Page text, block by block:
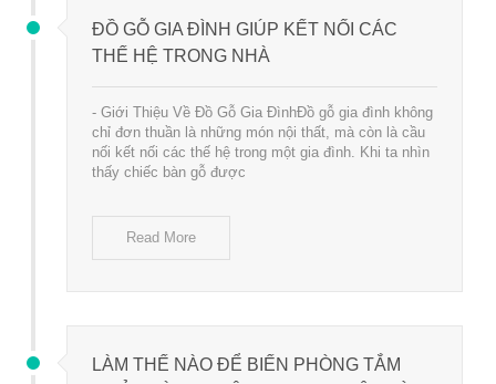
ĐỒ GỖ GIA ĐÌNH GIÚP KẾT NỐI CÁC
THẾ HỆ TRONG NHÀ
- Giới Thiệu Về Đồ Gỗ Gia ĐìnhĐồ gỗ gia đình không
chỉ đơn thuần là những món nội thất, mà còn là cầu
nối kết nối các thế hệ trong một gia đình. Khi ta nhìn
thấy chiếc bàn gỗ được
Read More
LÀM THẾ NÀO ĐỂ BIẾN PHÒNG TẮM